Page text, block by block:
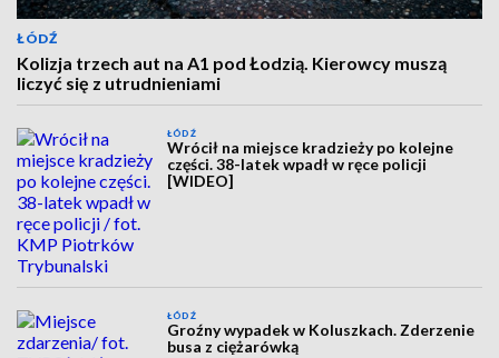
ŁÓDŹ
Kolizja trzech aut na A1 pod Łodzią. Kierowcy muszą
liczyć się z utrudnieniami
ŁÓDŹ
Wrócił na miejsce kradzieży po kolejne
części. 38-latek wpadł w ręce policji
[WIDEO]
ŁÓDŹ
Groźny wypadek w Koluszkach. Zderzenie
busa z ciężarówką